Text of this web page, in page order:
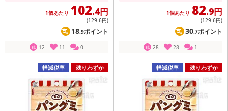
1個あたり 102.4円
(129.6円)
18.9ポイント
残 12 11 0
1個あたり 82.9円
(129.6円)
30.7ポイント
残 28 28 1
軽減税率 残りわずか 軽減税率 残りわずか